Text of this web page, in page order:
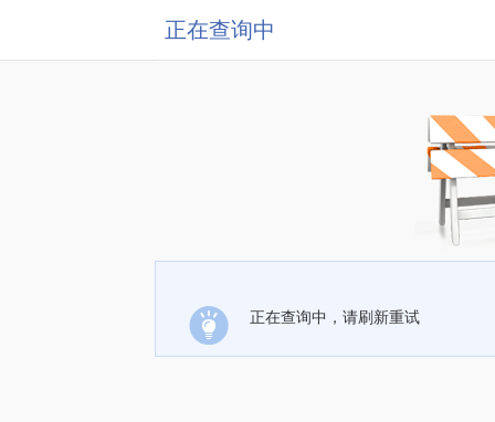
正在查询中
正在查询中，请刷新重试